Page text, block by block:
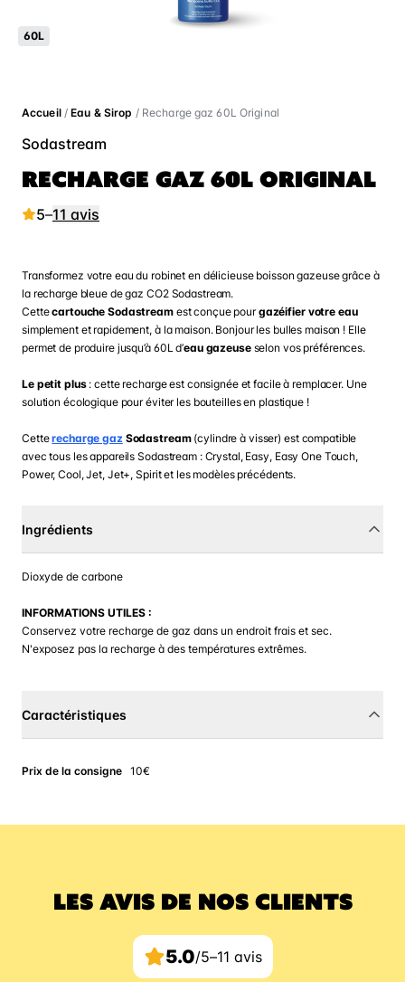
60L
Accueil/Eau & Sirop / Recharge gaz 60L Original
Sodastream
RECHARGE GAZ 60L ORIGINAL
5–11 avis
Transformez votre eau du robinet en délicieuse boisson gazeuse grâce à
la recharge bleue de gaz CO2 Sodastream.
Cettecartouche Sodastreamest conçue pourgazéifier votre eau
simplement et rapidement, à la maison. Bonjour les bulles maison ! Elle
permet de produire jusqu’à 60L d’eau gazeuseselon vos préférences.
Le petit plus : cette recharge est consignée et facile à remplacer. Une
solution écologique pour éviter les bouteilles en plastique !
Cetterecharge gazSodastream(cylindre à visser) est compatible
avec tous les appareils Sodastream : Crystal, Easy, Easy One Touch,
Power, Cool, Jet, Jet+, Spirit et les modèles précédents.
Ingrédients
Dioxyde de carbone
INFORMATIONS UTILES :
Conservez votre recharge de gaz dans un endroit frais et sec.
N'exposez pas la recharge à des températures extrêmes.
Caractéristiques
Prix de la consigne 10€
LES AVIS DE NOS CLIENTS
5.0/5–11 avis